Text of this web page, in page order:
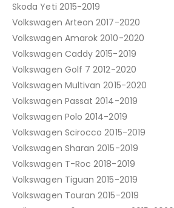
Skoda Yeti 2015-2019
Volkswagen Arteon 2017-2020
Volkswagen Amarok 2010-2020
Volkswagen Caddy 2015-2019
Volkswagen Golf 7 2012-2020
Volkswagen Multivan 2015-2020
Volkswagen Passat 2014-2019
Volkswagen Polo 2014-2019
Volkswagen Scirocco 2015-2019
Volkswagen Sharan 2015-2019
Volkswagen T-Roc 2018-2019
Volkswagen Tiguan 2015-2019
Volkswagen Touran 2015-2019